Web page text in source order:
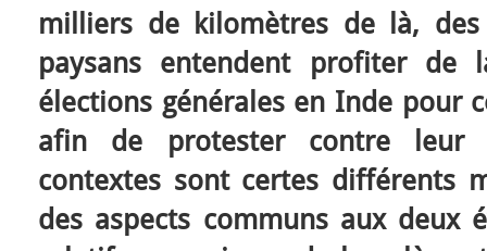
milliers de kilomètres de là,
paysans entendent profiter de
élections générales en Inde pour
afin de protester contre leur
contextes sont certes différents
des aspects communs aux deux